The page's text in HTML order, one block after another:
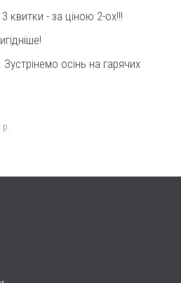
квитки - за ціною 2-ох!!!
осінь на гарячих